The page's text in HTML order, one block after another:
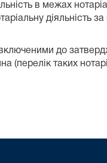
в межах
діяльність
до
(перелік таких